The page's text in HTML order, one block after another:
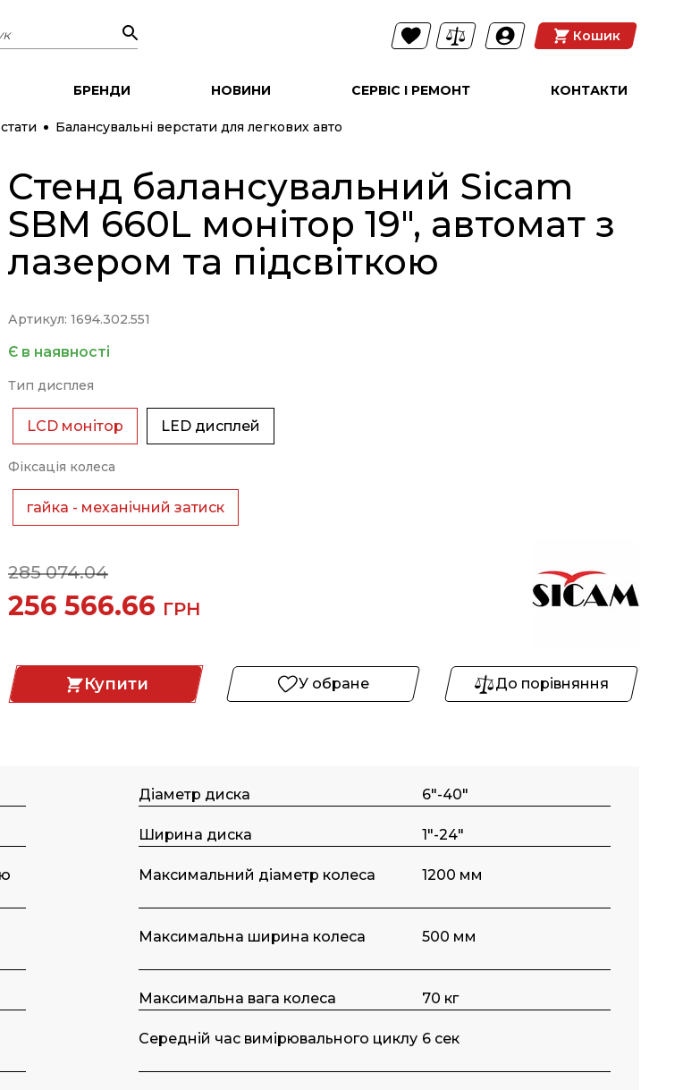
Кошик
БРЕНДИ НОВИНИ СЕРВІС І РЕМОНТ КОНТАКТИ
Балансувальні верстати для легкових авто
Стенд балансувальний Sicam
SBM 660L монітор 19", автомат з
лазером та підсвіткою
Артикул: 1694.302.551
Є в наявності
Тип дисплея
LCD монітор LED дисплей
Фіксація колеса
гайка - механічний затиск
285 074.04
256 566.66 ГРН
Купити У обране До порівняння
Діаметр диска 6"-40"
Шиpинa диcкa 1"-24"
Максимальний діаметр колеса 1200 мм
Максимальна ширина колеса 500 мм
Максимальна вага колеса 70 кг
Середній час вимірювального циклу 6 сек